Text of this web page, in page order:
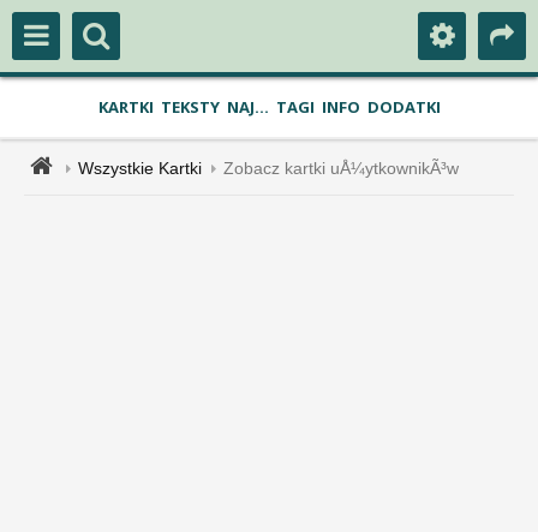
KARTKI TEKSTY NAJ... TAGI INFO DODATKI
Wszystkie Kartki Zobacz kartki uÅ¼ytkownikÃ³w